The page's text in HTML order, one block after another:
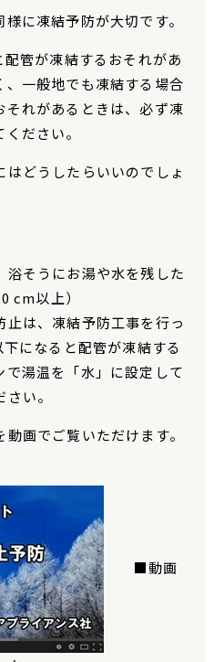
に凍結予防が大切です。
管が凍結するおそれがあ
、一般地でも凍結する場合
れがあるときは、必ず凍
ださい。
どうしたらいいのでしょ
浴そうにお湯や水を残した
cm以上）
止は、凍結予防工事を行っ
になると配管が凍結する
で湯温を「水」に設定して
い。
画でご覧いただけます。
■動画